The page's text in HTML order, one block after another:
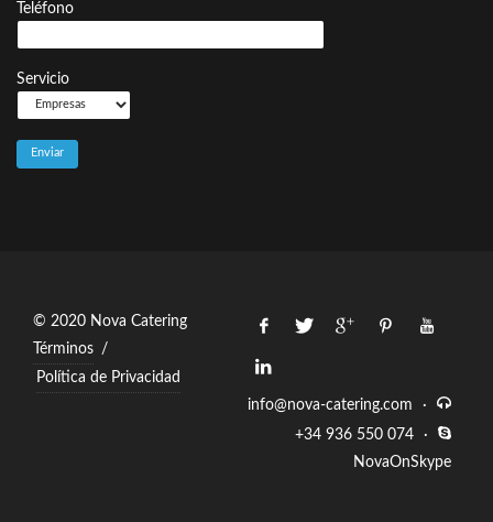
Teléfono
Servicio
© 2020 Nova Catering
Términos /
Política de Privacidad
info@nova-catering.com
·
+34 936 550 074
·
NovaOnSkype